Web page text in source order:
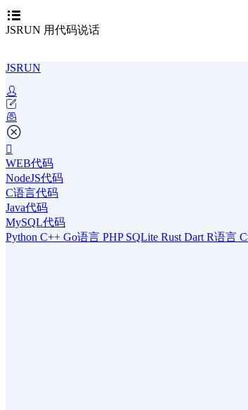
JSRUN 用代码说话
JSRUN
WEB代码
NodeJS代码
C语言代码
Java代码
MySQL代码
Python C++ Go语言 PHP SQLite Rust Dart R语言